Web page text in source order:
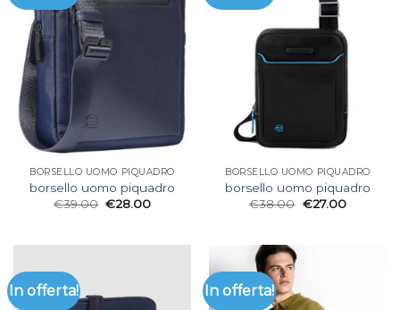
BORSELLO UOMO PIQUADRO
borsello uomo piquadro
€39.00 €28.00
BORSELLO UOMO PIQUADRO
borsello uomo piquadro
€38.00 €27.00
In offerta! In offerta!